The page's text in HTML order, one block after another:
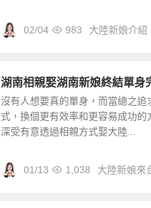
02/04 983 大陸新娘介紹
湖南相親娶湖南新娘終結單身
沒有人想要真的單身，而當總之
式，換個更有效率和更容易成功
深受有意透過相親方式娶大陸...
01/13 1,038 大陸新娘來